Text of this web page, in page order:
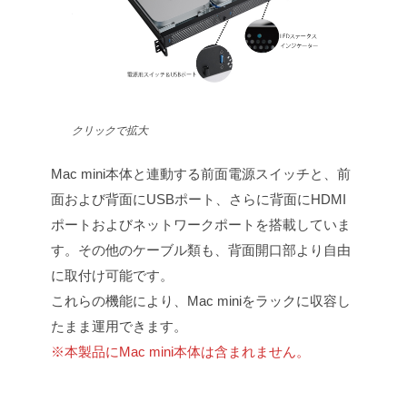
クリックで拡大
Mac mini本体と連動する前面電源スイッチと、前
面および背面にUSBポート、さらに背面にHDMI
ポートおよびネットワークポートを搭載していま
す。その他のケーブル類も、背面開口部より自由
に取付け可能です。
これらの機能により、Mac miniをラックに収容し
たまま運用できます。
※本製品にMac mini本体は含まれません。